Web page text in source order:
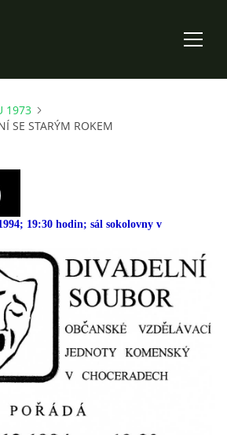
1973
SE STARÝM ROKEM
19:30 hodin; sál sokolovny v